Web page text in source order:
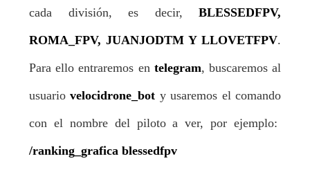
cada división, es decir, BLESSEDFPV,
ROMA_FPV, JUANJODTM Y LLOVETFPV.
Para ello entraremos en telegram, buscaremos al
usuariovelocidrone_bot y usaremos el comando
con el nombre del piloto a ver, por ejemplo:
/ranking_grafica blessedfpv